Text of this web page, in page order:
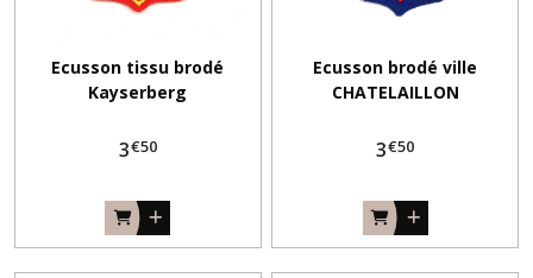
Ecusson tissu brodé
Kayserberg
3€50
Ecusson brodé ville
CHATELAILLON
3€50